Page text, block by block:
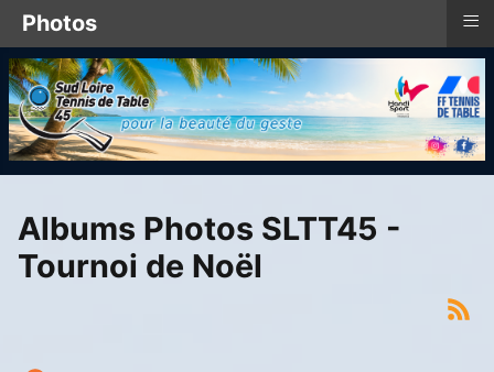
Albums Photos SLTT45 -
Tournoi de Noël
Photos ≡